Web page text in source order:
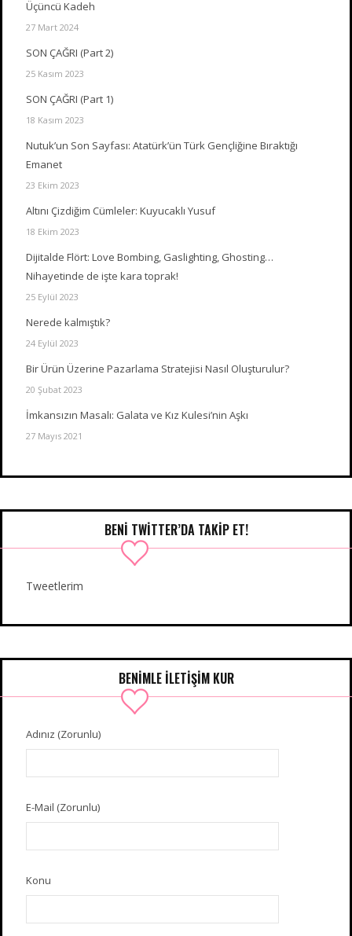
Üçüncü Kadeh
27 Mart 2024
SON ÇAĞRI (Part 2)
25 Kasım 2023
SON ÇAĞRI (Part 1)
18 Kasım 2023
Nutuk’un Son Sayfası: Atatürk’ün Türk Gençliğine Bıraktığı
Emanet
23 Ekim 2023
Altını Çizdiğim Cümleler: Kuyucaklı Yusuf
18 Ekim 2023
Dijitalde Flört: Love Bombing, Gaslighting, Ghosting…
Nihayetinde de işte kara toprak!
25 Eylül 2023
Nerede kalmıştık?
24 Eylül 2023
Bir Ürün Üzerine Pazarlama Stratejisi Nasıl Oluşturulur?
20 Şubat 2023
İmkansızın Masalı: Galata ve Kız Kulesi’nin Aşkı
27 Mayıs 2021
BENI TWITTER’DA TAKIP ET!
Tweetlerim
BENIMLE İLETIŞIM KUR
Adınız (Zorunlu)
E-Mail (Zorunlu)
Konu